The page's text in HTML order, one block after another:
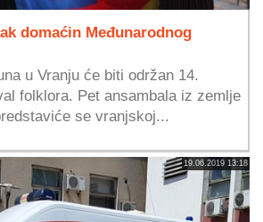
domaćin Međunarodnog
u Vranju će biti održan 14.
folklora. Pet ansambala iz zemlje
se vranjskoj...
19.06.2019 13:18